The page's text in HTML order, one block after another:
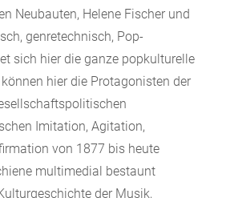
Neubauten, Helene Fischer und
genretechnisch, Pop-
sich hier die ganze popkulturelle
hier die Protagonisten der
Imitation, Agitation,
von 1877 bis heute
multimedial bestaunt
der Musik,